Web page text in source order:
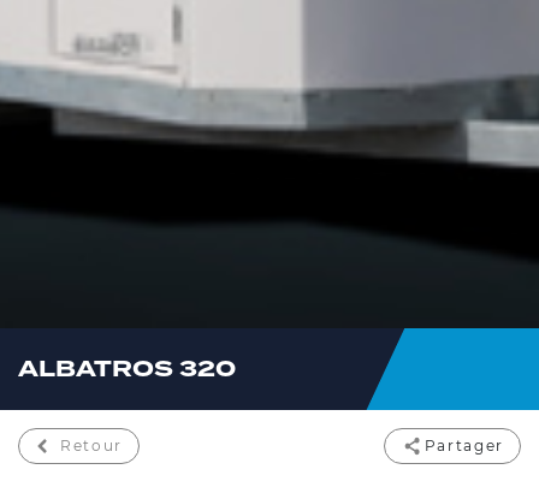
ALBATROS 320
Retour Partager